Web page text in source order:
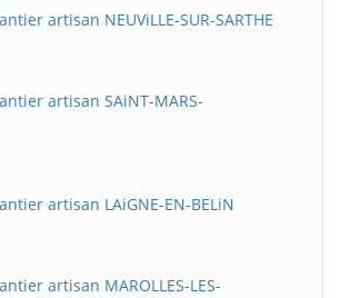
artisan NEUViLLE-SUR-SARTHE
artisan SAiNT-MARS-
artisan LAiGNE-EN-BELiN
artisan MAROLLES-LES-